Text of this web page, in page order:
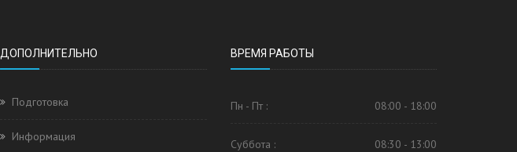
ДОПОЛНИТЕЛЬНО
Подготовка
Информация
ВРЕМЯ РАБОТЫ
Пн - Пт : 08:00 - 18:00
Суббота : 08:30 - 13:00